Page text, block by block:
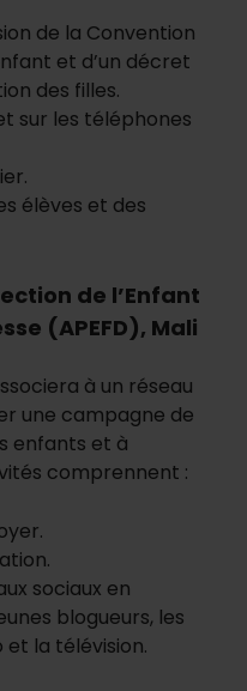
de la Convention
et d’un décret
des filles.
sur les téléphones
élèves et des
de l’Enfant
(APEFD), Mali
à un réseau
une campagne de
enfants et à
comprennent :
sociaux en
blogueurs, les
et la télévision.